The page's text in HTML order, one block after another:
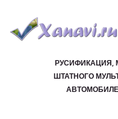
РУСИФИКАЦИЯ,
ШТАТНОГО